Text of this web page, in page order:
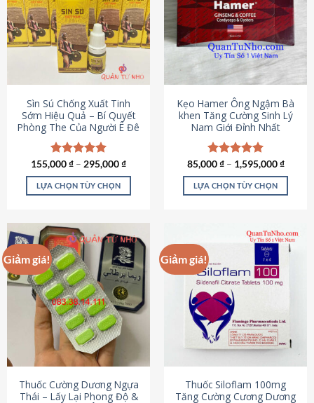
thể.
Các
tùy
chọn
có
thể
được
chọn
trên
trang
sản
phẩm
Sìn Sú Chống Xuất Tinh
Sớm Hiệu Quả – Bí Quyết
Phòng The Của Người Ê Đê
Được xếp
hạng4.95
5 sao
155,000₫ – 295,000₫
LỰA CHỌN TÙY CHỌN
này
có
nhiều
biến
thể.
Các
tùy
chọn
có
thể
chọn
Kẹo Hamer Ông Ngậm Bà
khen Tăng Cường Sinh Lý
Nam Giới Đỉnh Nhất
Được xếp
hạng5.00
5 sao
85,000₫– 1,595,000₫
LỰA CHỌN TÙY CHỌN
này
nhiều
biến
tùy
chọn
có
được
chọn
Giảm giá!
Thuốc Cường Dương Ngựa
Thái – Lấy Lại Phong Độ &
Giảm giá!
Thuốc Siloflam 100mg
Tăng Cường Cương Dương